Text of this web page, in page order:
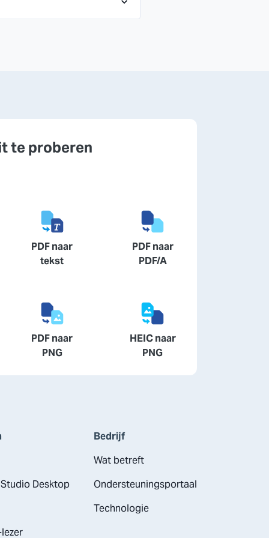
te proberen
PDF naar
tekst
PDF naar
PDF/A
PDF naar
PNG
HEIC naar
PNG
Desktop
Bedrijf
Wat betreft
Ondersteuningsportaal
Technologie